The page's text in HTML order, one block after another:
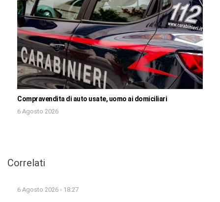
Compravendita di auto usate, uomo ai domiciliari
6 Agosto 2026
Correlati
6 Agosto 2026 - 18:27